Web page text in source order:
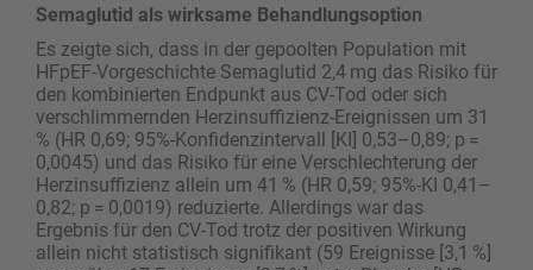
Semaglutid als wirksame Behandlungsoption
Es zeigte sich, dass in der gepoolten Population mit
HFpEF-Vorgeschichte Semaglutid 2,4 mg das Risiko für
den kombinierten Endpunkt aus CV-Tod oder sich
verschlimmernden Herzinsuffizienz-Ereignissen um 31
% (HR 0,69; 95%-Konfidenzintervall [KI] 0,53–0,89; p =
0,0045) und das Risiko für eine Verschlechterung der
Herzinsuffizienz allein um 41 % (HR 0,59; 95%-KI 0,41–
0,82; p = 0,0019) reduzierte. Allerdings war das
Ergebnis für den CV-Tod trotz der positiven Wirkung
allein nicht statistisch signifikant (59 Ereignisse [3,1 %]